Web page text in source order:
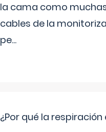
la cama como
cables de la
pe...
¿Por qué la